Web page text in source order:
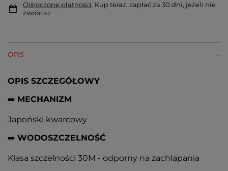
Odroczone płatności. Kup teraz, zapłać za 30 dni, jeżeli nie
zwrócisz
OPIS
OPIS SZCZEGÓŁOWY
➡️ MECHANIZM
Japoński kwarcowy
➡️ WODOSZCZELNOŚĆ
Klasa szczelności 30M - odporny na zachlapania